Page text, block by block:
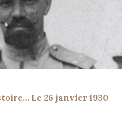
Le 26 janvier 1930